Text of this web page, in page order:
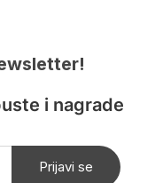
i nagrade
Prijavi se